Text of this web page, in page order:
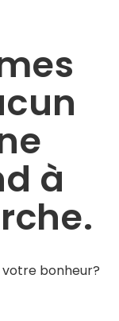
à
bonheur?